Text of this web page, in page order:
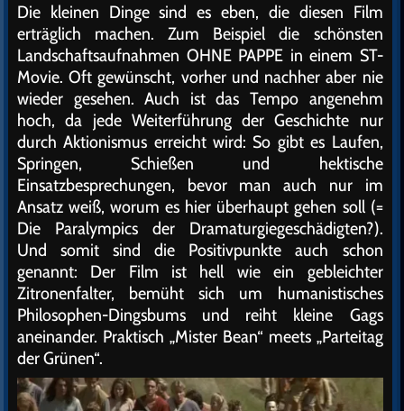
Die kleinen Dinge sind es eben, die diesen Film
erträglich machen. Zum Beispiel die schönsten
Landschaftsaufnahmen OHNE PAPPE in einem ST-
Movie. Oft gewünscht, vorher und nachher aber nie
wieder gesehen. Auch ist das Tempo angenehm
hoch, da jede Weiterführung der Geschichte nur
durch Aktionismus erreicht wird: So gibt es Laufen,
Springen, Schießen und hektische
Einsatzbesprechungen, bevor man auch nur im
Ansatz weiß, worum es hier überhaupt gehen soll (=
Die Paralympics der Dramaturgiegeschädigten?).
Und somit sind die Positivpunkte auch schon
genannt: Der Film ist hell wie ein gebleichter
Zitronenfalter, bemüht sich um humanistisches
Philosophen-Dingsbums und reiht kleine Gags
aneinander. Praktisch „Mister Bean“ meets „Parteitag
der Grünen“.